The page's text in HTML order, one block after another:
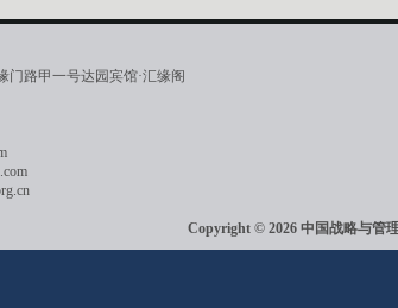
门路甲一号达园宾馆·汇缘阁
Copyright © 2026 中国战略与管